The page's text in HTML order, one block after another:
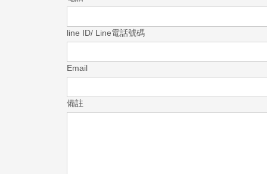
line ID/ Line電話號碼
Email
備註